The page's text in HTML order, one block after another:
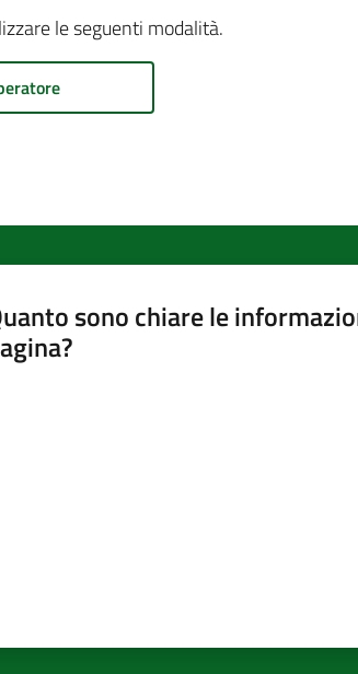
le seguenti modalità.
sono chiare le